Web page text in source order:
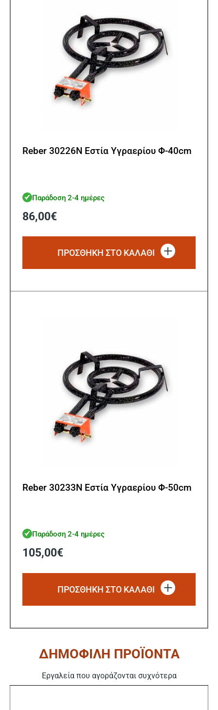
Reber 30226N Εστία Υγραερίου Φ-40cm
Παράδοση 2-4 ημέρες
86,00€
ΠΡΟΣΘΗΚΗ ΣΤΟ ΚΑΛΑΘΙ
Reber 30233N Εστία Υγραερίου Φ-50cm
Παράδοση 2-4 ημέρες
105,00€
ΠΡΟΣΘΗΚΗ ΣΤΟ ΚΑΛΑΘΙ
ΔΗΜΟΦΙΛΗ ΠΡΟΪΟΝΤΑ
Εργαλεία που αγοράζονται συχνότερα